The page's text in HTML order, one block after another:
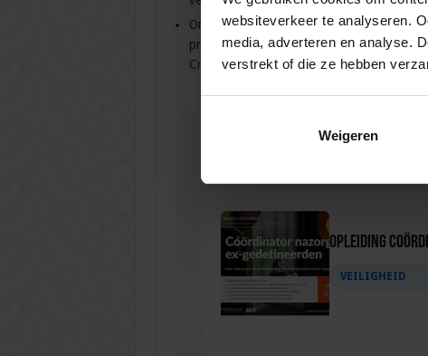
websiteverkeer te analyseren.
media, adverteren en analyse.
verstrekt of die ze hebben
Weigeren
Ondermijning is niet alleen een
probleem. Alle antwoorden en
Criminaliteit.
Opleiding
VEILIGHEID